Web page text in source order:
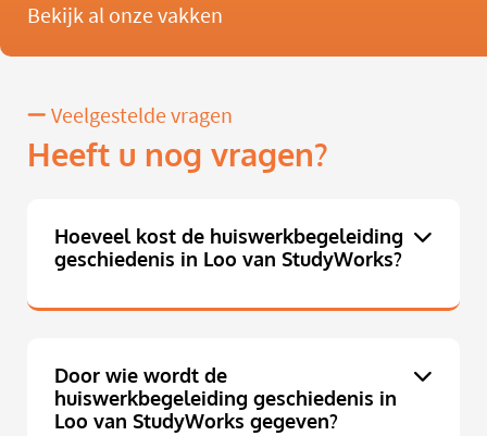
Bekijk al onze vakken
Veelgestelde vragen
Heeft u nog vragen?
Hoeveel kost de huiswerkbegeleiding
geschiedenis in Loo van StudyWorks?
Door wie wordt de
huiswerkbegeleiding geschiedenis in
Loo van StudyWorks gegeven?